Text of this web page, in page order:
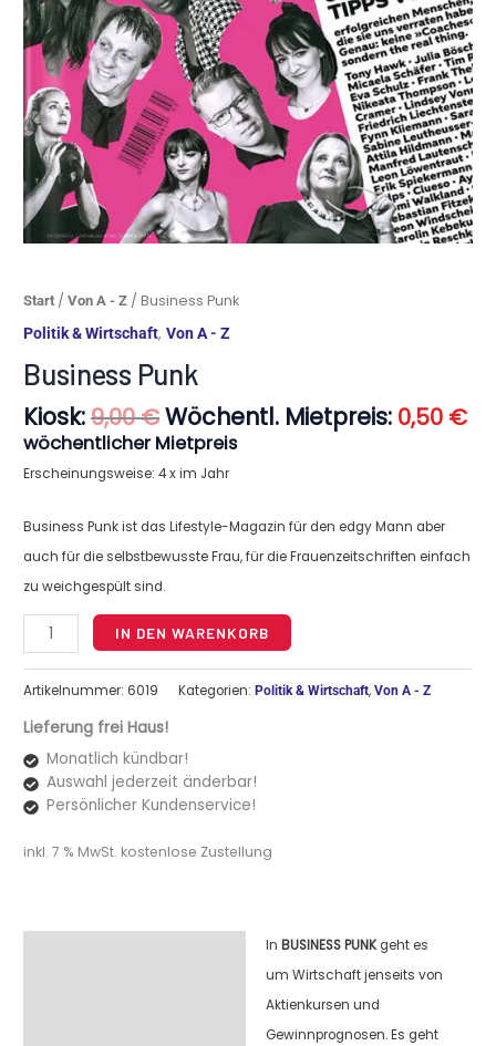
Start /Von A - Z / Business Punk
Politik & Wirtschaft,Von A - Z
Business Punk
Kiosk:9,00€
Ursprünglicher
Preis
war:
9,00 €
Wöchentl. Mietpreis: 0,50 €
wöchentlicher Mietpreis
Erscheinungsweise: 4 x im Jahr
Business Punk ist das Lifestyle-Magazin für den edgy Mann aber
auch für die selbstbewusste Frau, für die Frauenzeitschriften einfach
zu weichgespült sind.
Business
Punk
IN DEN WARENKORB
Artikelnummer:6019 Kategorien:Politik & Wirtschaft,Von A - Z
Lieferung frei Haus!
Monatlich kündbar!
Auswahl jederzeit änderbar!
Persönlicher Kundenservice!
inkl. 7 % MwSt. kostenlose Zustellung
In BUSINESS PUNKgeht es
um Wirtschaft jenseits von
Aktienkursen und
Gewinnprognosen. Es geht